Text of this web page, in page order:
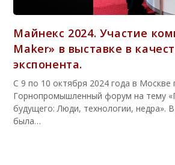
Майнекс 2024. Участие
Maker» в выставке в
экспонента.
С 9 по 10 октября 2024 года в Москве
Горнопромышленный форум на тему
будущего: Люди, технологии, недра».
была…